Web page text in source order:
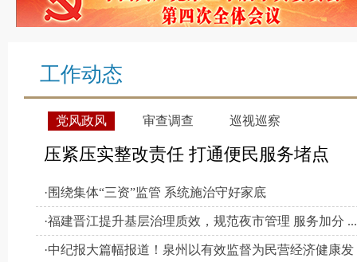
工作动态
党风政风 审查调查 巡视巡察
压紧压实整改责任 打通便民服务堵点
·围绕集体“三资”监管 系统施治守好家底
·福建晋江提升基层治理质效，规范夜市管理 服务加分 ...
·中纪报大篇幅报道！泉州以有效监督为民营经济健康发